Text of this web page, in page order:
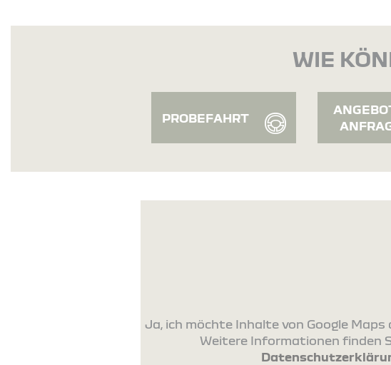
WIE
PROBEFAHRT
Ja, ich möchte Inhalte von Google Maps
Weitere Informationen finden